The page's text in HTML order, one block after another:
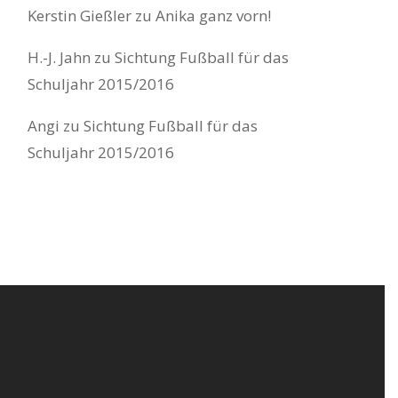
Kerstin Gießler zuAnika ganz vorn!
H.-J. Jahn zuSichtung Fußball für das
Schuljahr 2015/2016
Angi zuSichtung Fußball für das
Schuljahr 2015/2016